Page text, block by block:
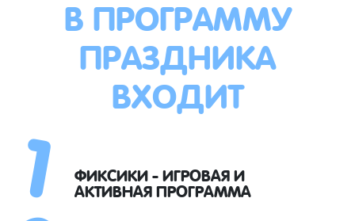
В ПРОГРАММУ
ПРАЗДНИКА
ВХОДИТ
ФИКСИКИ - ИГРОВАЯ И
АКТИВНАЯ ПРОГРАММА